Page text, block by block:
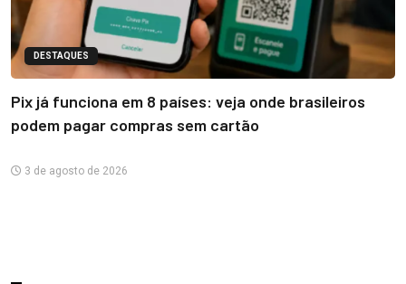
DESTAQUES
Pix já funciona em 8 países: veja onde brasileiros
podem pagar compras sem cartão
3 de agosto de 2026